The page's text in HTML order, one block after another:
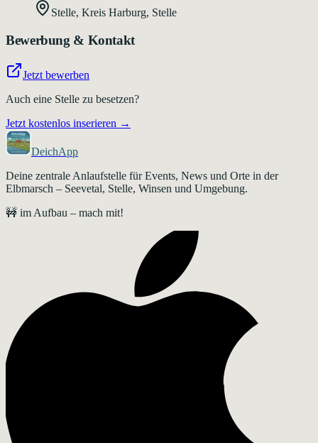
Stelle, Kreis Harburg, Stelle
Bewerbung & Kontakt
Jetzt bewerben
Auch eine Stelle zu besetzen?
Jetzt kostenlos inserieren →
DeichApp
Deine zentrale Anlaufstelle für Events, News und Orte in der
Elbmarsch – Seevetal, Stelle, Winsen und Umgebung.
🚧 im Aufbau – mach mit!